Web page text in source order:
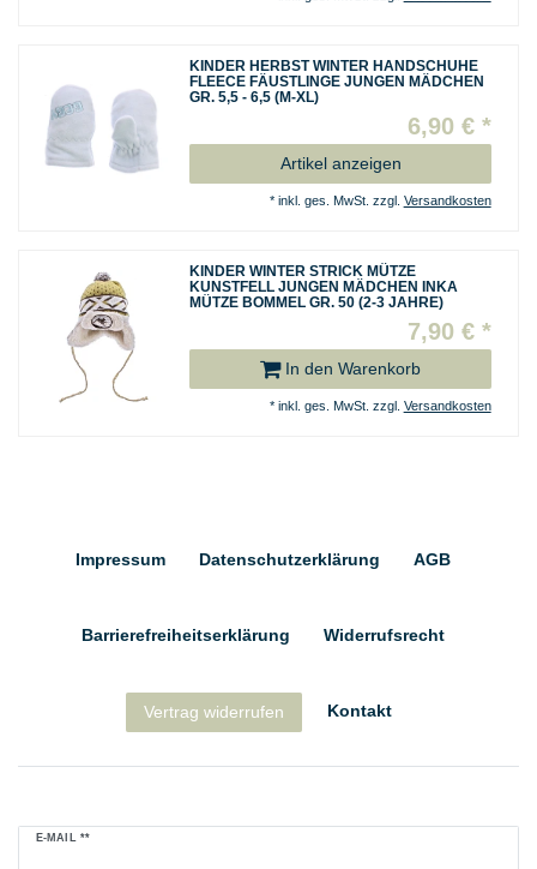
KINDER HERBST WINTER HANDSCHUHE
FLEECE FÄUSTLINGE JUNGEN MÄDCHEN
GR. 5,5 - 6,5 (M-XL)
6,90 € *
Artikel anzeigen
* inkl. ges. MwSt. zzgl. Versandkosten
KINDER WINTER STRICK MÜTZE
KUNSTFELL JUNGEN MÄDCHEN INKA
MÜTZE BOMMEL GR. 50 (2-3 JAHRE)
7,90 € *
In den Warenkorb
* inkl. ges. MwSt. zzgl. Versandkosten
Impressum Daten­schutz­erklärung AGB
Barrierefreiheitserklärung Widerrufs­recht
Vertrag widerrufen Kontakt
E-MAIL **
Newsletter